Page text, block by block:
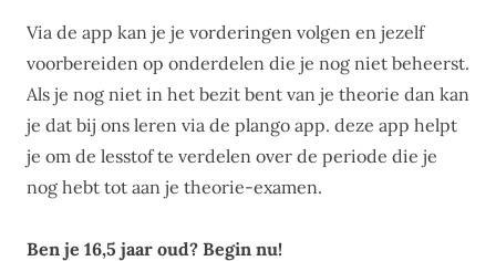
Via de app kan je je vorderingen volgen en jezelf
voorbereiden op onderdelen die je nog niet beheerst.
Als je nog niet in het bezit bent van je theorie dan kan
je dat bij ons leren via de plango app. deze app helpt
je om de lesstof te verdelen over de periode die je
nog hebt tot aan je theorie-examen.
Ben je 16,5 jaar oud? Begin nu!